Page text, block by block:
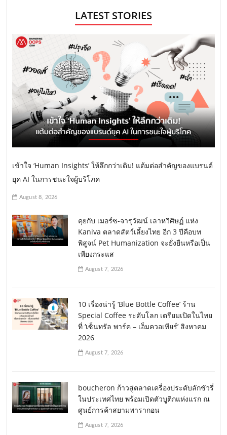
LATEST STORIES
เข้าใจ ‘Human Insights’ ให้ลึกกว่าเดิม! แต้มต่อสำคัญของแบรนด์
ยุค AI ในการชนะใจผู้บริโภค
August 8, 2026
คุยกับ เมอร์ซ-จารุวัฒน์ เลาหวิศิษฏ์ แห่ง
Kaniva ตลาดสัตว์เลี้ยงไทย อีก 3 ปีคือบท
พิสูจน์ Pet Humanization จะยั่งยืนหรือเป็น
เพียงกระแส
August 7, 2026
10 เรื่องน่ารู้ ‘Blue Bottle Coffee’ ร้าน
Special Coffee ระดับโลก เตรียมเปิดในไทย
ที่ ‘เซ็นทรัล พาร์ค – เอ็มควอเทียร์’ สิงหาคม
2026
August 7, 2026
boucheron ก้าวสู่ตลาดเครื่องประดับลักชัวรี่
ในประเทศไทย พร้อมเปิดตัวบูติกแห่งแรก ณ
ศูนย์การค้าสยามพารากอน
August 7, 2026